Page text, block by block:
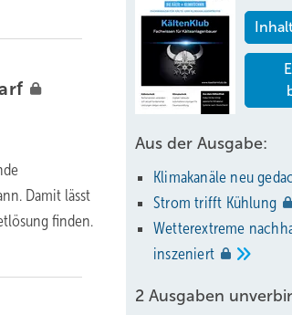
Damit lässt
finden.
Aus der Ausgabe:
Klimakanäle neu
Strom trifft Kühlung
Wetterextreme
inszeniert
2 Ausgaben